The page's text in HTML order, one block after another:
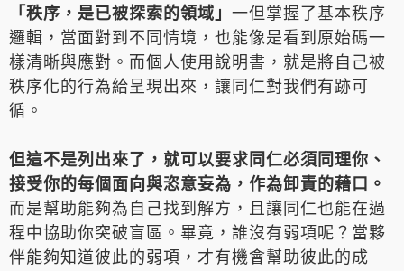
「秩序，是已被探索的領域」 一但掌握了基本秩序
邏輯，當面對到不同情境，也能像是看到原始碼一
樣清晰與應對。而個人使用說明書，就是將自己被
秩序化的行為給呈現出來，讓同仁對我們有跡可
循。
但這不是列出來了，就可以要求同仁必須同理你、
接受你的每個面向與恣意妄為，作為卸責的藉口。
而是幫助能夠為自己找到解方，且讓同仁也能在過
程中協助你突破盲區。畢竟，誰沒有弱項呢？當夥
伴能夠知道彼此的弱項，才有機會幫助彼此的成